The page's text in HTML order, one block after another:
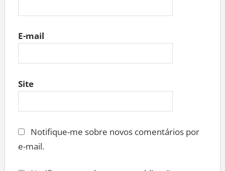
E-mail
Site
Notifique-me sobre novos comentários por
e-mail.